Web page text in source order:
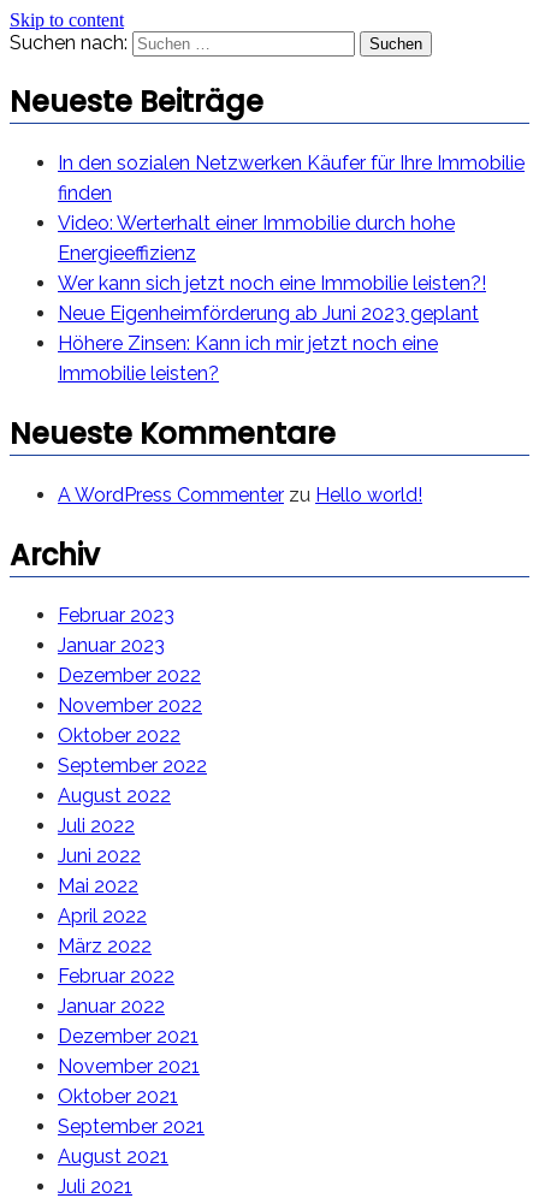
Skip to content
Suchen nach:
Neueste Beiträge
In den sozialen Netzwerken Käufer für Ihre Immobilie
finden
Video: Werterhalt einer Immobilie durch hohe
Energieeffizienz
Wer kann sich jetzt noch eine Immobilie leisten?!
Neue Eigenheimförderung ab Juni 2023 geplant
Höhere Zinsen: Kann ich mir jetzt noch eine
Immobilie leisten?
Neueste Kommentare
A WordPress Commenter zu Hello world!
Archiv
Februar 2023
Januar 2023
Dezember 2022
November 2022
Oktober 2022
September 2022
August 2022
Juli 2022
Juni 2022
Mai 2022
April 2022
März 2022
Februar 2022
Januar 2022
Dezember 2021
November 2021
Oktober 2021
September 2021
August 2021
Juli 2021